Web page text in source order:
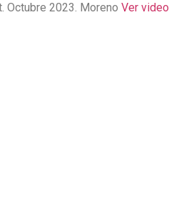
Octubre 2023. Moreno Ver video